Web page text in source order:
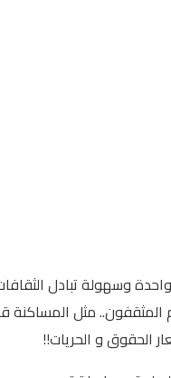
وسهولة تبادل
مثل المساكنة
الحقوق و الحريات!!